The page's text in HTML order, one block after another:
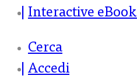
Interactive eBook
Cerca
Accedi